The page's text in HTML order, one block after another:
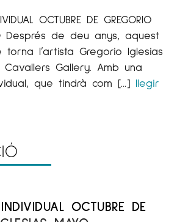
OCTUBRE DE GREGORIO
Després de deu anys, aquest
torna l’artista Gregorio Iglesias
Gallery. Amb una
que tindrà com […] llegir
OCTUBRE DE